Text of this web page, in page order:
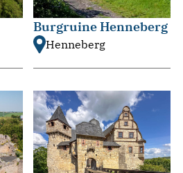
Burgruine Henneberg
Henneberg